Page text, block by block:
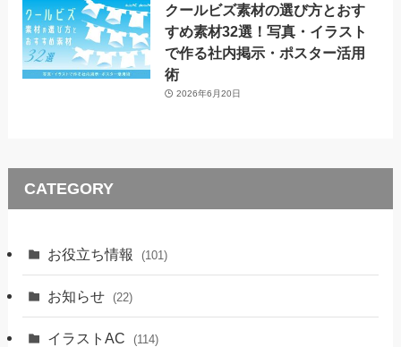
クールビズ素材の選び方とおす
すめ素材32選！写真・イラスト
で作る社内掲示・ポスター活用
術
2026年6月20日
CATEGORY
お役立ち情報 (101)
お知らせ (22)
イラストAC (114)